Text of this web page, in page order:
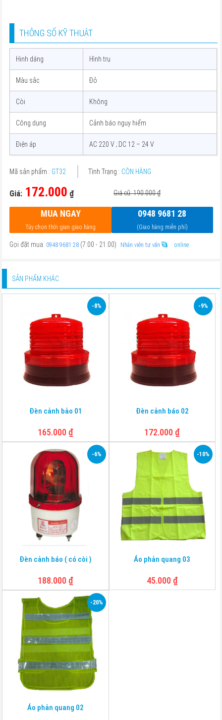
THÔNG SỐ KỸ THUẬT
Hinh dáng Hình trụ
Màu sắc Đỏ
Còi Không
Công dụng Cảnh báo nguy hiểm
Điện áp AC 220 V ; DC 12 – 24 V
Mã sản phẩm : GT32 Tình Trạng : CÒN HÀNG
Giá: 172.000 ₫ Giá cũ: 190.000₫
MUA NGAY
Tùy chọn thời gian giao hàng
0948 9681 28
(Giao hàng miễn phí)
Gọi đặt mua: 0948 9681 28 (7:00 - 21:00) Nhân viên tư vấn online
SẢN PHẨM KHÁC
-8%
Đèn cảnh bảo 01
165.000 ₫
-9%
Đèn cảnh báo 02
172.000 ₫
-6%
Đèn cảnh báo ( có còi )
188.000 ₫
-10%
Áo phản quang 03
45.000₫
-20%
Áo phản quang 02